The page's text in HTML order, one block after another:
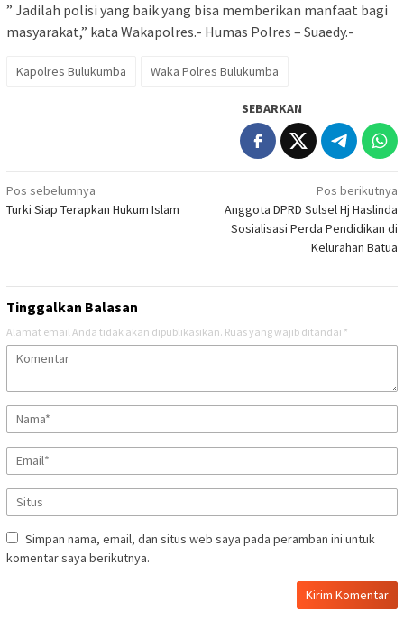
” Jadilah polisi yang baik yang bisa memberikan manfaat bagi
masyarakat,” kata Wakapolres.- Humas Polres – Suaedy.-
Kapolres Bulukumba Waka Polres Bulukumba
SEBARKAN
Navigasi
pos
Pos sebelumnya
Turki Siap Terapkan Hukum Islam
Pos berikutnya
Anggota DPRD Sulsel Hj Haslinda
Sosialisasi Perda Pendidikan di
Kelurahan Batua
Tinggalkan Balasan
Alamat email Anda tidak akan dipublikasikan. Ruas yang wajib ditandai *
Simpan nama, email, dan situs web saya pada peramban ini untuk
komentar saya berikutnya.